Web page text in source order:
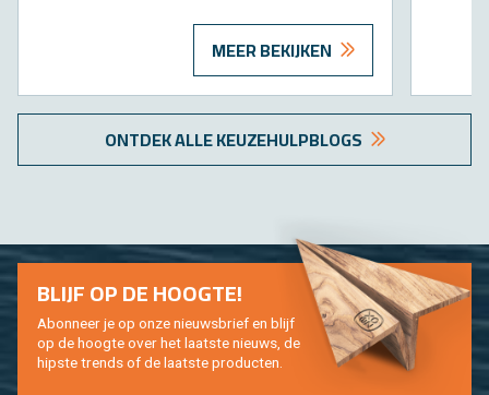
MEER BEKIJKEN
ONT­DEK ALLE KEU­ZE­HULP­BLOGS
BLIJF OP DE HOOG­TE!
Abon­neer je op onze nieuws­brief en blijf
op de hoog­te over het laat­ste nieuws, de
hip­s­te trends of de laat­ste pro­duc­ten.